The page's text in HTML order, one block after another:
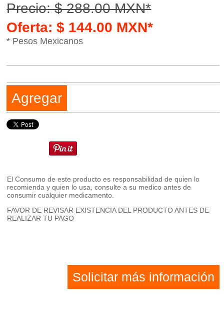
Precio: $ 288.00 MXN*
Oferta: $ 144.00 MXN*
* Pesos Mexicanos
Agregar
El Consumo de este producto es responsabilidad de quien lo
recomienda y quien lo usa, consulte a su medico antes de
consumir cualquier medicamento.
FAVOR DE REVISAR EXISTENCIA DEL PRODUCTO ANTES DE
REALIZAR TU PAGO
Solicitar más información